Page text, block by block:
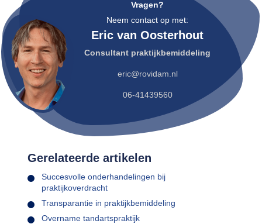
Vragen?
Neem contact op met:
Eric van Oosterhout
Consultant praktijkbemiddeling
eric@rovidam.nl
06-41439560
Gerelateerde artikelen
Succesvolle onderhandelingen bij
praktijkoverdracht
Transparantie in praktijkbemiddeling
Overname tandartspraktijk